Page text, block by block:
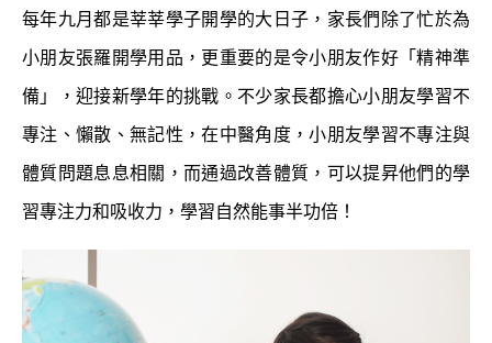
每年九月都是莘莘學子開學的大日子，家長們除了忙於為
小朋友張羅開學用品，更重要的是令小朋友作好「精神準
備」，迎接新學年的挑戰。不少家長都擔心小朋友學習不
專注、懶散、無記性，在中醫角度，小朋友學習不專注與
體質問題息息相關，而通過改善體質，可以提昇他們的學
習專注力和吸收力，學習自然能事半功倍！